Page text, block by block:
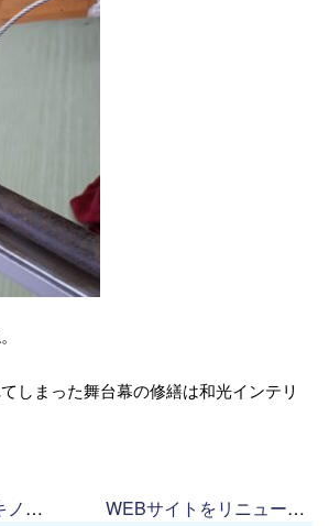
しまった舞台幕の修繕は和光インテリ
ド WEBサイトをリニューアルしました